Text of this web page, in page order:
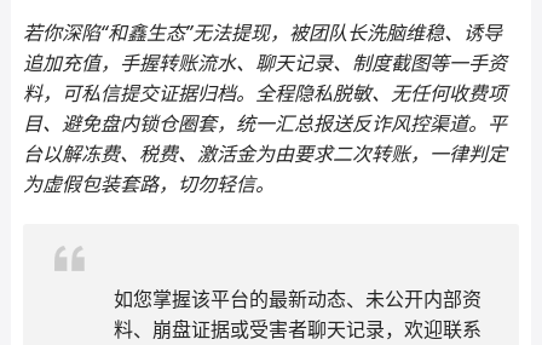
若你深陷“和鑫生态”无法提现，被团队长洗脑维稳、诱导
追加充值，手握转账流水、聊天记录、制度截图等一手资
料，可私信提交证据归档。全程隐私脱敏、无任何收费项
目、避免盘内锁仓圈套，统一汇总报送反诈风控渠道。平
台以解冻费、税费、激活金为由要求二次转账，一律判定
为虚假包装套路，切勿轻信。
如您掌握该平台的最新动态、未公开内部资
料、崩盘证据或受害者聊天记录，欢迎联系